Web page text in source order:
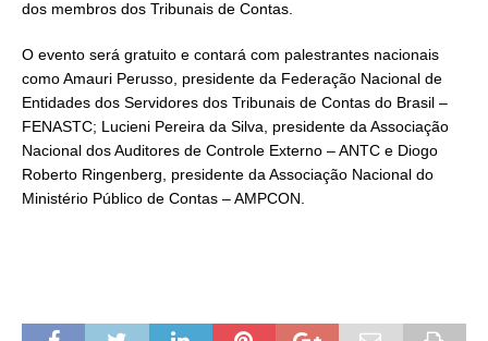
dos membros dos Tribunais de Contas.
O evento será gratuito e contará com palestrantes nacionais
como Amauri Perusso, presidente da Federação Nacional de
Entidades dos Servidores dos Tribunais de Contas do Brasil –
FENASTC; Lucieni Pereira da Silva, presidente da Associação
Nacional dos Auditores de Controle Externo – ANTC e Diogo
Roberto Ringenberg, presidente da Associação Nacional do
Ministério Público de Contas – AMPCON.